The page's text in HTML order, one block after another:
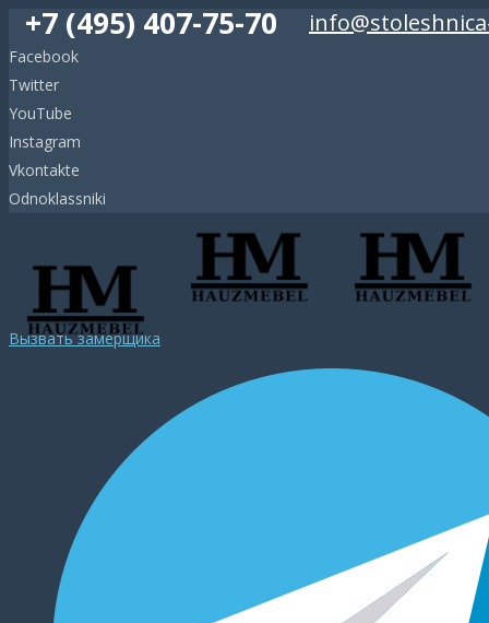
+7 (495) 407-75-70
Facebook
Twitter
YouTube
Instagram
Vkontakte
Odnoklassniki
Вызвать замерщика